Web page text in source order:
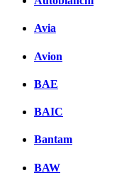
Avia
Avion
BAE
BAIC
Bantam
BAW